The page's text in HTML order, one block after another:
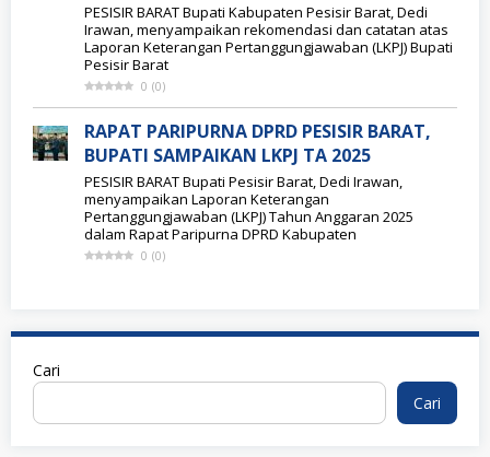
PESISIR BARAT Bupati Kabupaten Pesisir Barat, Dedi
Irawan, menyampaikan rekomendasi dan catatan atas
Laporan Keterangan Pertanggungjawaban (LKPJ) Bupati
Pesisir Barat
0 (0)
RAPAT PARIPURNA DPRD PESISIR BARAT,
BUPATI SAMPAIKAN LKPJ TA 2025
PESISIR BARAT Bupati Pesisir Barat, Dedi Irawan,
menyampaikan Laporan Keterangan
Pertanggungjawaban (LKPJ) Tahun Anggaran 2025
dalam Rapat Paripurna DPRD Kabupaten
0 (0)
Cari
Cari